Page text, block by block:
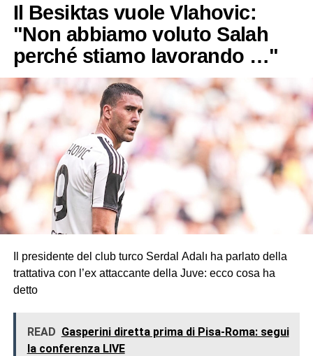
Il Besiktas vuole Vlahovic:
"Non abbiamo voluto Salah
perché stiamo lavorando …"
Il presidente del club turco Serdal Adalı ha parlato della
trattativa con l’ex attaccante della Juve: ecco cosa ha
detto
READ Gasperini diretta prima di Pisa-Roma: segui
la conferenza LIVE